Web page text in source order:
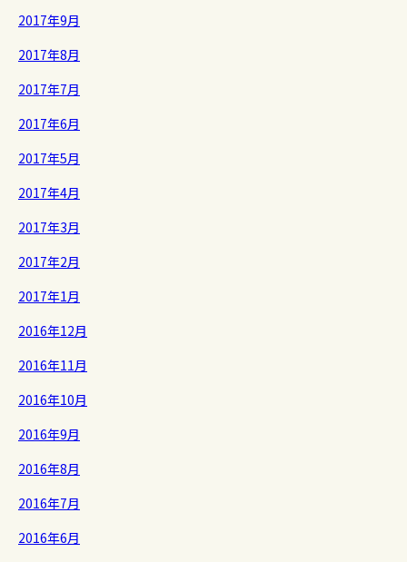
2017年9月
2017年8月
2017年7月
2017年6月
2017年5月
2017年4月
2017年3月
2017年2月
2017年1月
2016年12月
2016年11月
2016年10月
2016年9月
2016年8月
2016年7月
2016年6月